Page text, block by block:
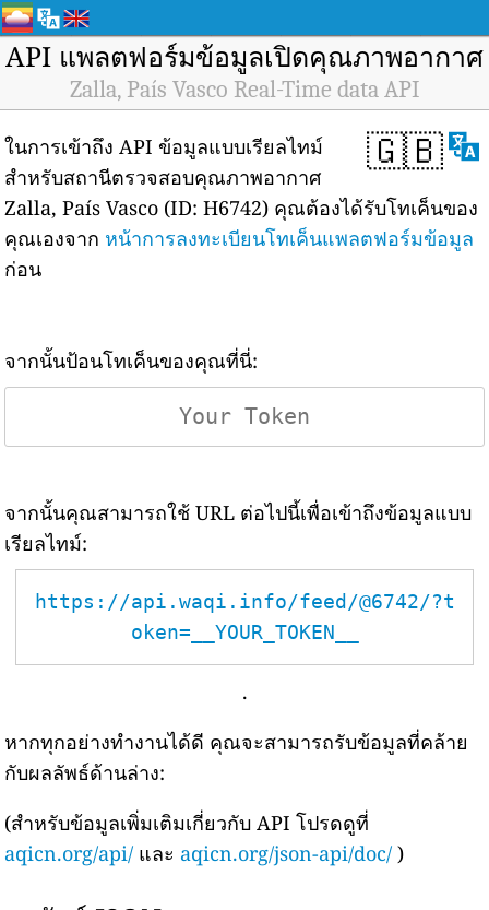
API แพลตฟอร์มข้อมูลเปิดคุณภาพอากาศ
Zalla, País Vasco Real-Time data API
🇬🇧
ในการเข้าถึง API ข้อมูลแบบเรียลไทม์
สำหรับสถานีตรวจสอบคุณภาพอากาศ
Zalla, País Vasco (ID: H6742) คุณต้องได้รับโทเค็นของ
คุณเองจาก หน้าการลงทะเบียนโทเค็นแพลตฟอร์มข้อมูล
ก่อน
จากนั้นป้อนโทเค็นของคุณที่นี่:
จากนั้นคุณสามารถใช้ URL ต่อไปนี้เพื่อเข้าถึงข้อมูลแบบ
เรียลไทม์:
https://api.waqi.info/feed/@6742/?t
oken=__YOUR_TOKEN__
.
หากทุกอย่างทำงานได้ดี คุณจะสามารถรับข้อมูลที่คล้าย
กับผลลัพธ์ด้านล่าง:
(สำหรับข้อมูลเพิ่มเติมเกี่ยวกับ API โปรดดูที่
aqicn.org/api/ และ aqicn.org/json-api/doc/ )